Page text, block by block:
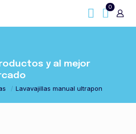
0
y al mejor
/ Lavavajillas manual ultrapon